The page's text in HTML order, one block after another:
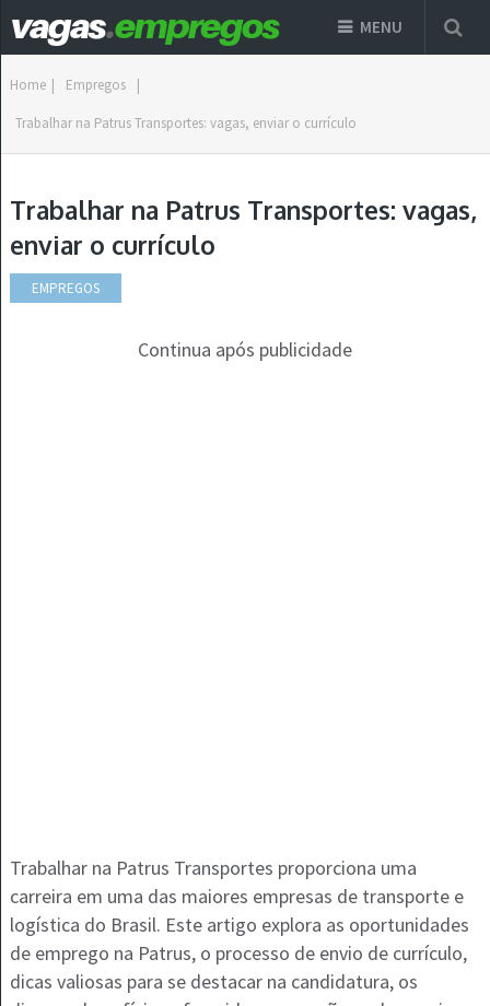
MENU
Home | Empregos |
Trabalhar na Patrus Transportes: vagas, enviar o currículo
Trabalhar na Patrus Transportes: vagas,
enviar o currículo
EMPREGOS
Continua após publicidade
Trabalhar na Patrus Transportes proporciona uma
carreira em uma das maiores empresas de transporte e
logística do Brasil. Este artigo explora as oportunidades
de emprego na Patrus, o processo de envio de currículo,
dicas valiosas para se destacar na candidatura, os